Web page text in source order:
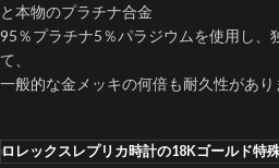
と本物のプラチナ合金
95％プラチナ5％パラジウムを使用し、
て、
一般的な金メッキの何倍も耐久性があり
ロレックスレプリカ時計の18Kゴールド特